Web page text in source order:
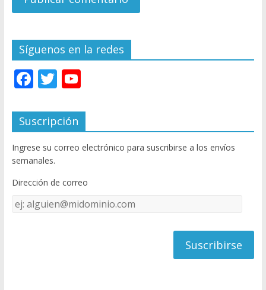
Síguenos en la redes
F
e
b
o
o
k
T
itt
er
Y
u
T
u
e
C
Suscripción
Ingrese su correo electrónico para suscribirse a los envíos
semanales.
Dirección de correo
Dirección